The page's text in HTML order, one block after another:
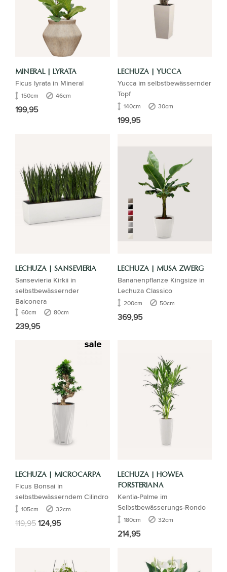
MINERAL | LYRATA
Ficus lyrata in Mineral
150cm 46cm
199,95
LECHUZA | YUCCA
Yucca im selbstbewässernder
Topf
140cm 30cm
199,95
LECHUZA | SANSEVIERIA
Sansevieria Kirkii in
selbstbewässernder
Balconera
60cm 80cm
239,95
LECHUZA | MUSA ZWERG
Bananenpflanze Kingsize in
Lechuza Classico
200cm 50cm
369,95
LECHUZA | MICROCARPA
Ficus Bonsai in
selbstbewässerndem Cilindro
105cm 32cm
119,95124,95
LECHUZA | HOWEA
FORSTERIANA
Kentia-Palme im
Selbstbewässerungs-Rondo
180cm 32cm
214,95